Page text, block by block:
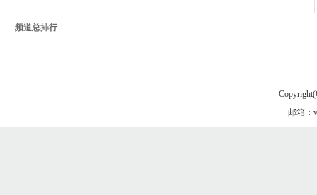
频道总排行
邮箱：